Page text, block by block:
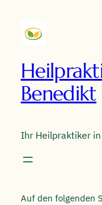
Benedikt
Ihr Heilpraktiker
Auf den folgenden